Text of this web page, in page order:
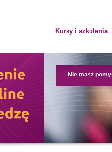
Kursy i szkolenia
Nie masz